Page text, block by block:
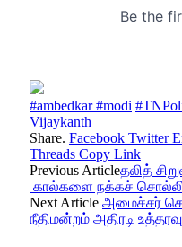
#ambedkar #modi
Vijaykanth
Share. Facebook Twitter
Threads Copy Link
Previous Articleதலித்
கால்களை நக்கச்
Next Article அமைச்சர்
நீதிமன்றம் அதிரடி